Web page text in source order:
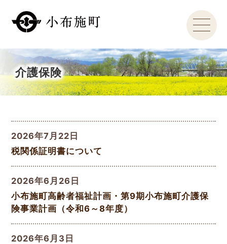
介護保険
2026年7月22日
税関係証明書について
2026年6月26日
小布施町高齢者福祉計画・第9期小布施町介護保
険事業計画（令和6～8年度）
2026年6月3日